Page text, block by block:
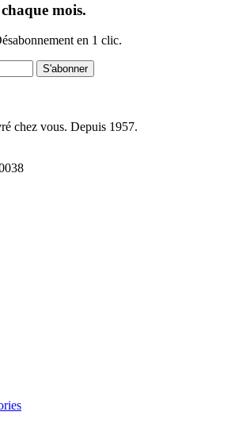
mois.
en 1 clic.
S'abonner
chez vous. Depuis 1957.